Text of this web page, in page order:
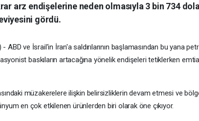
arz endişelerine neden olmasıyla 3 bin 734
gördü.
- ABD ve İsrail'in İran'a saldırılarının başlamasından bu yana
baskıların artacağına yönelik endişeleri tetiklerken
müzakerelere ilişkin belirsizliklerin devam etmesi ve
en çok etkilenen ürünlerden biri olarak öne çıkıyor.